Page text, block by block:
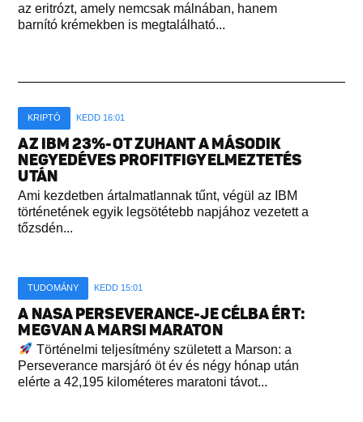
az eritrózt, amely nemcsak málnában, hanem
barnító krémekben is megtalálható...
KRIPTÓ KEDD 16:01
AZ IBM 23%-OT ZUHANT A MÁSODIK
NEGYEDÉVES PROFITFIGYELMEZTETÉS
UTÁN
Ami kezdetben ártalmatlannak tűnt, végül az IBM
történetének egyik legsötétebb napjához vezetett a
tőzsdén...
TUDOMÁNY KEDD 15:01
A NASA PERSEVERANCE-JE CÉLBA ÉRT:
MEGVAN A MARSI MARATON
Történelmi teljesítmény született a Marson: a
Perseverance marsjáró öt év és négy hónap után
elérte a 42,195 kilométeres maratoni távot...